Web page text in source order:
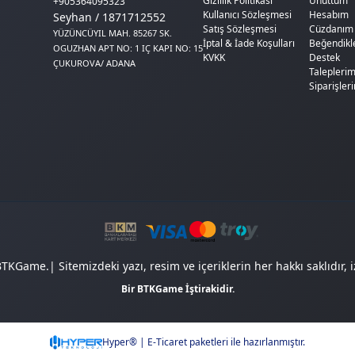
Seyhan / 1871712552
YÜZÜNCÜYIL MAH. 85267 SK.
OGUZHAN APT NO: 1 IÇ KAPI NO: 15
ÇUKUROVA/ ADANA
Kullanıcı Sözleşmesi
Satış Sözleşmesi
İptal & İade Koşulları
KVKK
Hesabım
Cüzdanım
Destek
Taleplerim
Sitemizdeki yazı, resim ve içeriklerin her hakkı saklıdır,
Bir BTKGame İştirakidir.
Hyper® | E-Ticaret paketleri ile hazırlanmıştır.